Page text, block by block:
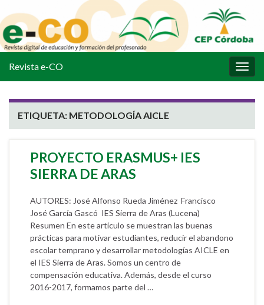
la
Revista e-CO
ETIQUETA: METODOLOGÍA AICLE
PROYECTO ERASMUS+ IES
SIERRA DE ARAS
AUTORES: José Alfonso Rueda Jiménez Francisco
José García Gascó IES Sierra de Aras (Lucena)
Resumen En este artículo se muestran las buenas
prácticas para motivar estudiantes, reducir el abandono
escolar temprano y desarrollar metodologías AICLE en
el IES Sierra de Aras. Somos un centro de
compensación educativa. Además, desde el curso
2016-2017, formamos parte del …